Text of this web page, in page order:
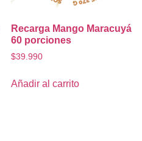
Recarga Mango Maracuyá
60 porciones
$39.990
Añadir al carrito